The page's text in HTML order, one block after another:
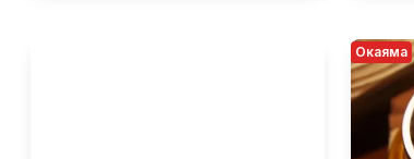
Окаяма